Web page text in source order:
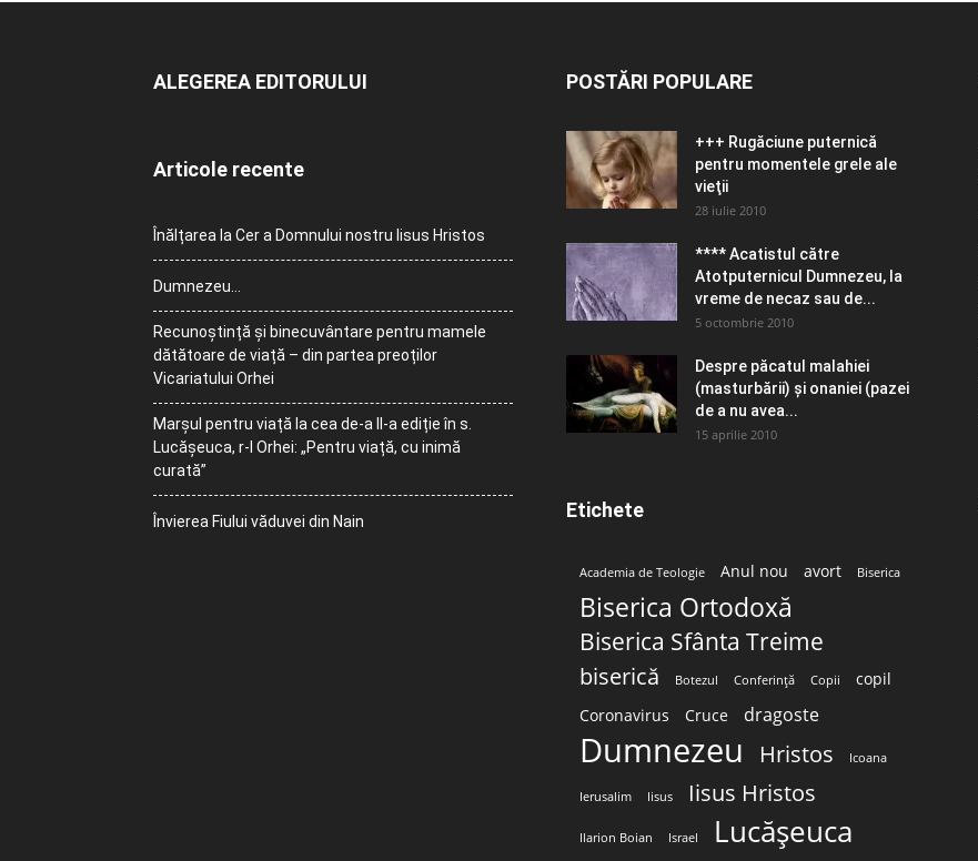
ALEGEREA EDITORULUI
Articole recente
Înălțarea la Cer a Domnului nostru Iisus Hristos
Dumnezeu…
Recunoștință și binecuvântare pentru mamele
dătătoare de viață – din partea preoților
Vicariatului Orhei
Marșul pentru viață la cea de-a II-a ediție în s.
Lucășeuca, r-l Orhei: „Pentru viață, cu inimă
curată”
Învierea Fiului văduvei din Nain
POSTĂRI POPULARE
+++ Rugăciune puternică
pentru momentele grele ale
vieţii
28 iulie 2010
**** Acatistul către
Atotputernicul Dumnezeu, la
vreme de necaz sau de...
5 octombrie 2010
Despre păcatul malahiei
(masturbării) şi onaniei (pazei
de a nu avea...
15 aprilie 2010
Etichete
Academia de Teologie Anul nou avort Biserica
Biserica Ortodoxă
Biserica Sfânta Treime
biserică Botezul Conferință Copii
copil
Coronavirus
Cruce dragoste
Dumnezeu Hristos Icoana
Ierusalim Iisus Iisus Hristos
Ilarion Boian Israel Lucășeuca